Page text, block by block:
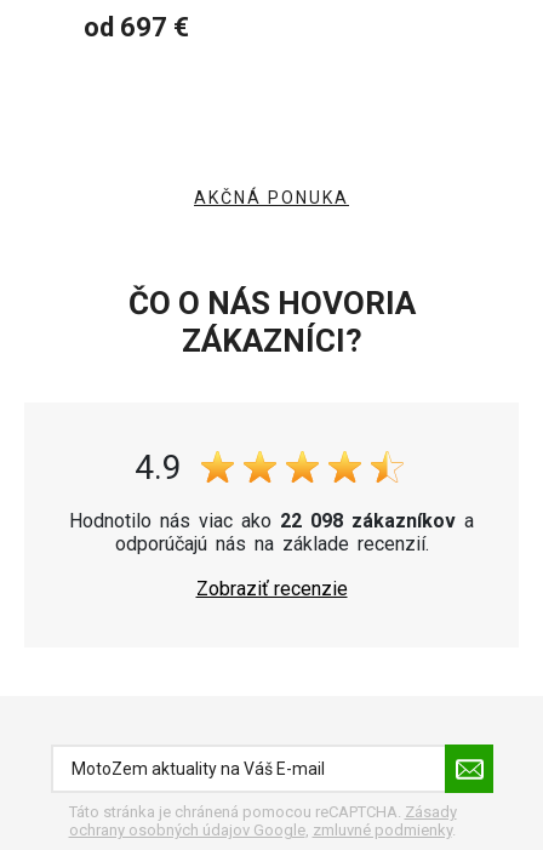
od 697 €
AKČNÁ PONUKA
ČO O NÁS HOVORIA
ZÁKAZNÍCI?
4.9
Hodnotilo nás viac ako 22 098 zákazníkov a
odporúčajú nás na základe recenzií.
Zobraziť recenzie
Táto stránka je chránená pomocou reCAPTCHA. Zásady
ochrany osobných údajov Google, zmluvné podmienky.